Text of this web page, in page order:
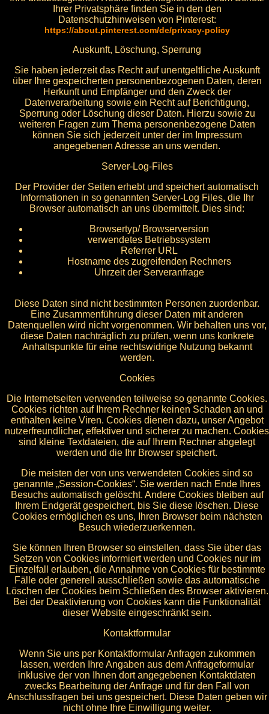
Ihrer Privatsphäre finden Sie in den den
Datenschutzhinweisen von Pinterest:
https://about.pinterest.com/de/privacy-policy
Auskunft, Löschung, Sperrung
Sie haben jederzeit das Recht auf unentgeltliche Auskunft
über Ihre gespeicherten personenbezogenen Daten, deren
Herkunft und Empfänger und den Zweck der
Datenverarbeitung sowie ein Recht auf Berichtigung,
Sperrung oder Löschung dieser Daten. Hierzu sowie zu
weiteren Fragen zum Thema personenbezogene Daten
können Sie sich jederzeit unter der im Impressum
angegebenen Adresse an uns wenden.
Server-Log-Files
Der Provider der Seiten erhebt und speichert automatisch
Informationen in so genannten Server-Log Files, die Ihr
Browser automatisch an uns übermittelt. Dies sind:
Browsertyp/ Browserversion
verwendetes Betriebssystem
Referrer URL
Hostname des zugreifenden Rechners
Uhrzeit der Serveranfrage
Diese Daten sind nicht bestimmten Personen zuordenbar.
Eine Zusammenführung dieser Daten mit anderen
Datenquellen wird nicht vorgenommen. Wir behalten uns vor,
diese Daten nachträglich zu prüfen, wenn uns konkrete
Anhaltspunkte für eine rechtswidrige Nutzung bekannt
werden.
Cookies
Die Internetseiten verwenden teilweise so genannte Cookies.
Cookies richten auf Ihrem Rechner keinen Schaden an und
enthalten keine Viren. Cookies dienen dazu, unser Angebot
nutzerfreundlicher, effektiver und sicherer zu machen. Cookies
sind kleine Textdateien, die auf Ihrem Rechner abgelegt
werden und die Ihr Browser speichert.
Die meisten der von uns verwendeten Cookies sind so
genannte „Session-Cookies“. Sie werden nach Ende Ihres
Besuchs automatisch gelöscht. Andere Cookies bleiben auf
Ihrem Endgerät gespeichert, bis Sie diese löschen. Diese
Cookies ermöglichen es uns, Ihren Browser beim nächsten
Besuch wiederzuerkennen.
Sie können Ihren Browser so einstellen, dass Sie über das
Setzen von Cookies informiert werden und Cookies nur im
Einzelfall erlauben, die Annahme von Cookies für bestimmte
Fälle oder generell ausschließen sowie das automatische
Löschen der Cookies beim Schließen des Browser aktivieren.
Bei der Deaktivierung von Cookies kann die Funktionalität
dieser Website eingeschränkt sein.
Kontaktformular
Wenn Sie uns per Kontaktformular Anfragen zukommen
lassen, werden Ihre Angaben aus dem Anfrageformular
inklusive der von Ihnen dort angegebenen Kontaktdaten
zwecks Bearbeitung der Anfrage und für den Fall von
Anschlussfragen bei uns gespeichert. Diese Daten geben wir
nicht ohne Ihre Einwilligung weiter.